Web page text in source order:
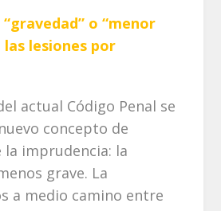
o “menor
las lesiones por
actual Código Penal se
concepto de
la imprudencia: la
grave. La
a medio camino entre